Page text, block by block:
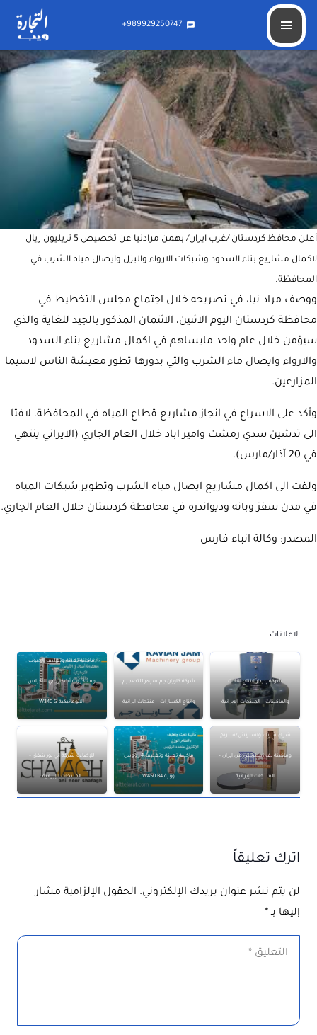
chat
989929250747+
تخصيص مبلغ کبیر لاكمال مشاريع بناء السدود والارواء في غرب ايران
أعلن محافظ كردستان /غرب ايران/ بهمن مرادنيا عن تخصيص 5 تريليون ريال
لاكمال مشاريع بناء السدود وشبكات الارواء والبزل وايصال مياه الشرب في
المحافظة.
ووصف مراد نيا، في تصريحه خلال اجتماع مجلس التخطيط في
محافظة كردستان اليوم الاثنين، الائتمان المذكور بالجيد للغاية والذي
سيؤمن خلال عام واحد مايساهم في اكمال مشاريع بناء السدود
والارواء وايصال ماء الشرب والتي بدورها تطور معيشة الناس لاسيما
المزارعين.
وأكد على الاسراع في انجاز مشاريع قطاع المياه في المحافظة، لافتا
الى تدشين سدي رمشت وامير اباد خلال العام الجاري (الايراني ينتهي
في 20 آذار/مارس).
ولفت الى اكمال مشاريع ايصال مياه الشرب وتطوير شبكات المياه
في مدن سقز وبانه وديواندره في محافظة كردستان خلال العام الجاري.
المصدر: وكالة انباء فارس
الاعلانات
شركة پديدار لانتاج الآلات
والماكينات – المنتجات الإيرانية
شركة كاويان جم سپهر للتصميم
وإنتاج الكسارات – منتجات ايرانية
ماكينة تعبئة وتغليف الحبوب
ومعكرونة أشكال في الأكياس
الأتوماتيكية W340 G
شراء شرنك واسترتش/ستريج
وماكينة لف استرتش من ايران –
المنتجات الإيرانية
ماكينة تعبئة وتغليف 4 رؤوس
وزنية W450 B4
للإضاءة شركة آني نور شفق –
المنتجات الإيرانية
اترك تعليقاً
لن يتم نشر عنوان بريدك الإلكتروني. الحقول الإلزامية مشار
إليها بـ*